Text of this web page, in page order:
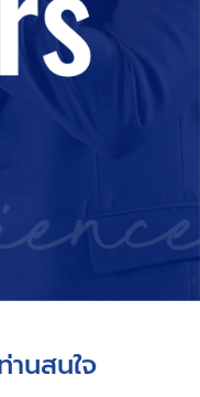
นสนใจ